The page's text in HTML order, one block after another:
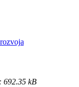
692.35 kB